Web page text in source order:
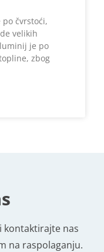
čvrstoći,
velikih
je po
zbog
kontaktirajte nas
na raspolaganju.